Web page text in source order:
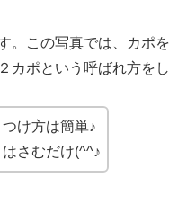
。この写真では、カポ
カポという呼ばれ方をし
つけ方は簡単♪
はさむだけ(^^♪